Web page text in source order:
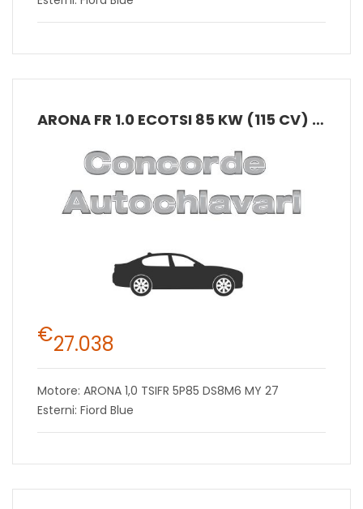
ARONA FR 1.0 ECOTSI 85 KW (115 CV) BENZINA MANUALE 6 MARCE 2WD
€27.038
Motore: ARONA 1,0 TSIFR 5P85 DS8M6 MY 27
Esterni: Fiord Blue